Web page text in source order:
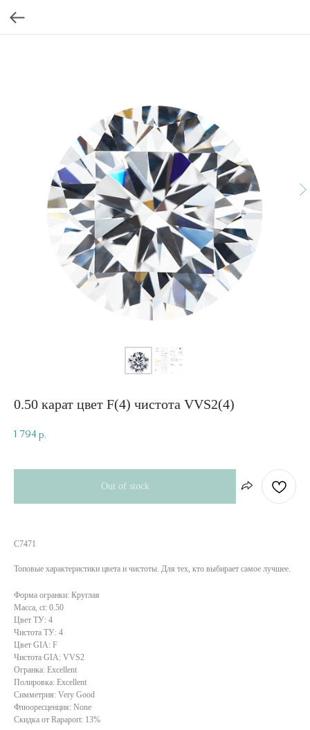
0.50 карат цвет F(4) чистота VVS2(4)
1 794 р.
Out of stock
C7471
Топовые характеристики цвета и чистоты. Для тех, кто выбирает самое лучшее.
Форма огранки: Круглая
Масса, ct: 0.50
Цвет ТУ: 4
Чистота ТУ: 4
Цвет GIA: F
Чистота GIA: VVS2
Огранка: Excellent
Полировка: Excellent
Симметрия: Very Good
Флюоресценция: None
Скидка от Rapaport: 13%